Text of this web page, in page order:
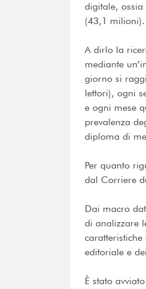
digitale, ossia
(43,1 milioni).
A dirlo la
mediante
giorno si
lettori), ogni
e ogni mese
prevalenza
diploma di
Per quanto
dal Corriere
Dai macro
di analizzare
editoriale e
È stato